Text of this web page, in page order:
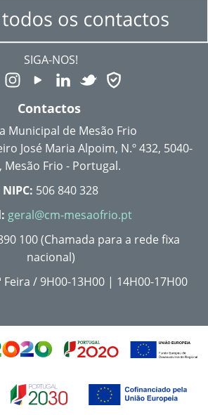
SIGA-NOS!
Contactos
Municipal de Mesão Frio
José Maria Alpoim, N.º 432, 5040-
Mesão Frio - Portugal.
NIPC: 506 840 328
geral@cm-mesaofrio.pt
100 (Chamada para a rede fixa
nacional)
Feira / 9H00-13H00 | 14H00-17H00